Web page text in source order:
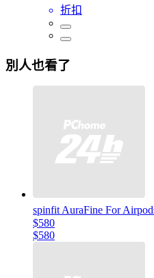
折扣
別人也看了
spinfit AuraFine For
$580
$580